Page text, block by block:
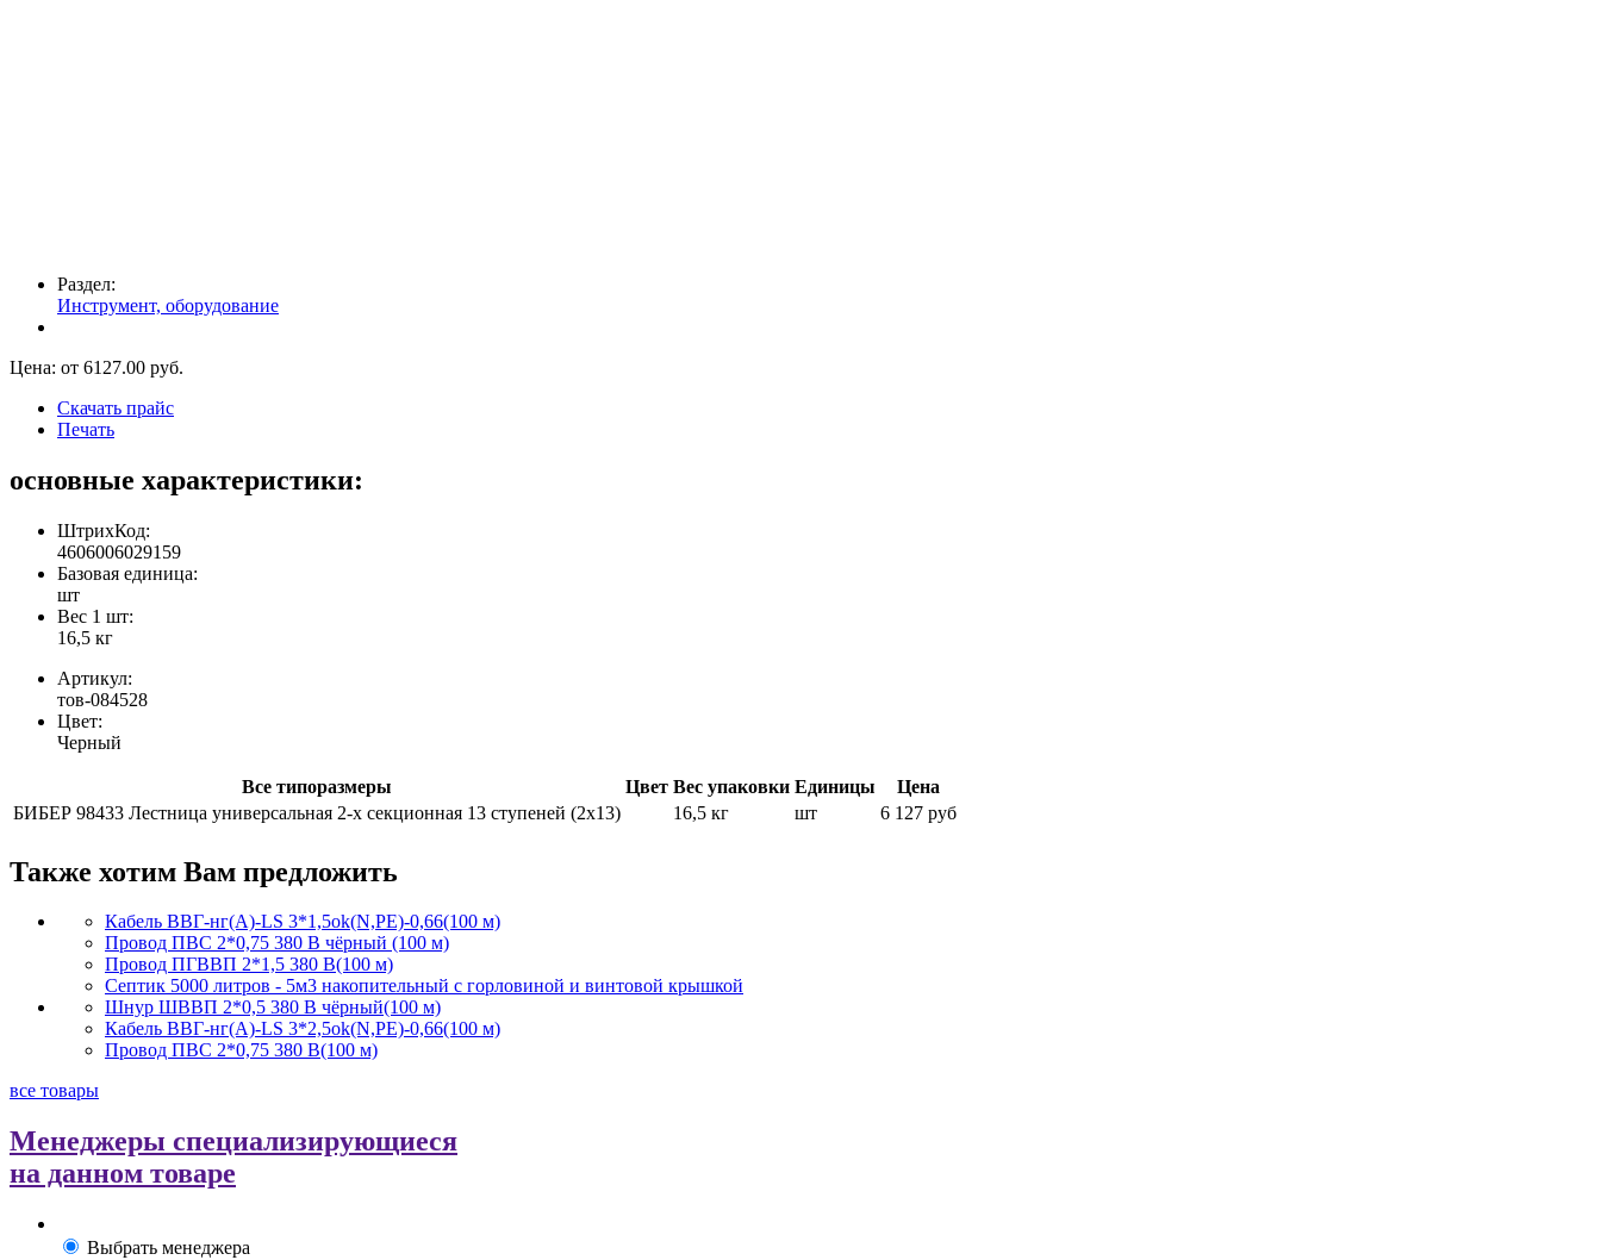
Раздел:
Инструмент, оборудование
Цена: от 6127.00 руб.
Скачать прайс
Печать
основные характеристики:
ШтрихКод:
4606006029159
Базовая единица:
шт
Вес 1 шт:
16,5 кг
Артикул:
тов-084528
Цвет:
Черный
Все типоразмеры Цвет Вес упаковки Единицы
Цена
БИБЕР 98433 Лестница универсальная 2-х секционная 13 ступеней (2х13)
16,5 кг шт 6 127 руб
Также хотим Вам предложить
Кабель ВВГ-нг(А)-LS 3*1,5ok(N,PE)-0,66(100 м)
Провод ПВС 2*0,75 380 В чёрный (100 м)
Провод ПГВВП 2*1,5 380 В(100 м)
Септик 5000 литров - 5м3 накопительный с горловиной и винтовой крышкой
Шнур ШВВП 2*0,5 380 В чёрный(100 м)
Кабель ВВГ-нг(А)-LS 3*2,5ok(N,PE)-0,66(100 м)
Провод ПВС 2*0,75 380 В(100 м)
все товары
Менеджеры специализирующиеся
на данном товаре
Выбрать менеджера